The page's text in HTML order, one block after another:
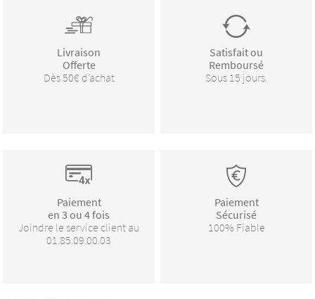
Livraison
Offerte
Dès 50€ d’achat
Satisfait ou
Remboursé
Sous 15 jours.
Paiement
en 3 ou 4 fois
Joindre le service client au
01.85.09.00.03
Paiement
Sécurisé
100% Fiable